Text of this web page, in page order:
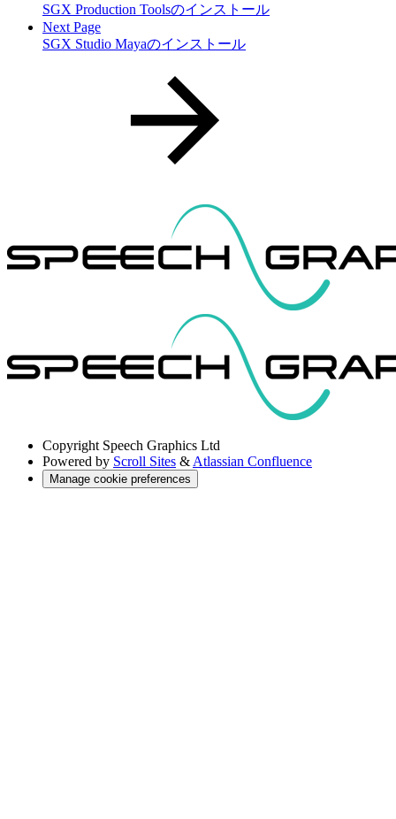
SGX Production Toolsのインストール
Next Page
SGX Studio Mayaのインストール
Copyright Speech Graphics Ltd
Powered by Scroll Sites & Atlassian Confluence
Manage cookie preferences